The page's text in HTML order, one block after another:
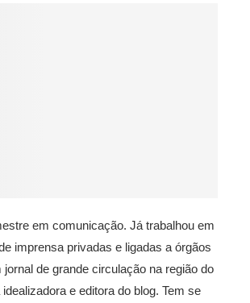
em comunicação. Já trabalhou em
imprensa privadas e ligadas a órgãos
jornal de grande circulação na região do
e editora do blog. Tem se